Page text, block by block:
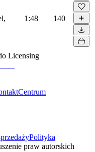
1:48 140
Licensing
Centrum
Polityka
praw autorskich